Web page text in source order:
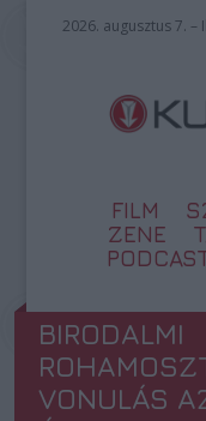
2026. augusztus 7. –
FILM
ZENE
BIRODALMI
VONULÁS